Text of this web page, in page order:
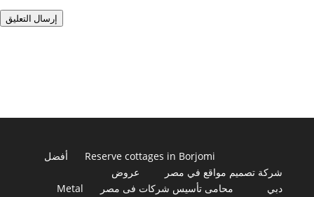
إرسال التعليق
Reserve cottages in Borjomi
أفضل
شركة تصميم مواقع في مصر
عروض
دبي
محامى تأسيس شركات فى مصر
Metal